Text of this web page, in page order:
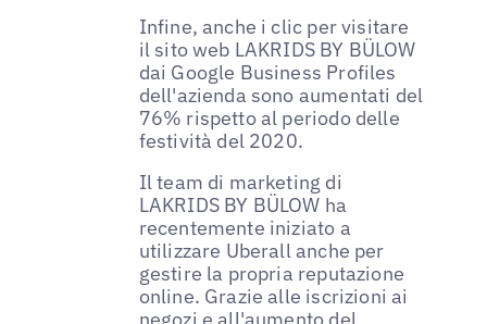
Infine, anche i clic per visitare
il sito web LAKRIDS BY BÜLOW
dai Google Business Profiles
dell'azienda sono aumentati del
76% rispetto al periodo delle
festività del 2020.
Il team di marketing di
LAKRIDS BY BÜLOW ha
recentemente iniziato a
utilizzare Uberall anche per
gestire la propria reputazione
online. Grazie alle iscrizioni ai